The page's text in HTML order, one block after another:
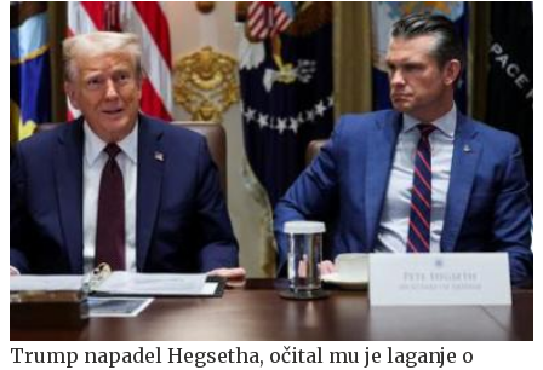
Trump napadel Hegsetha, očital mu je laganje o